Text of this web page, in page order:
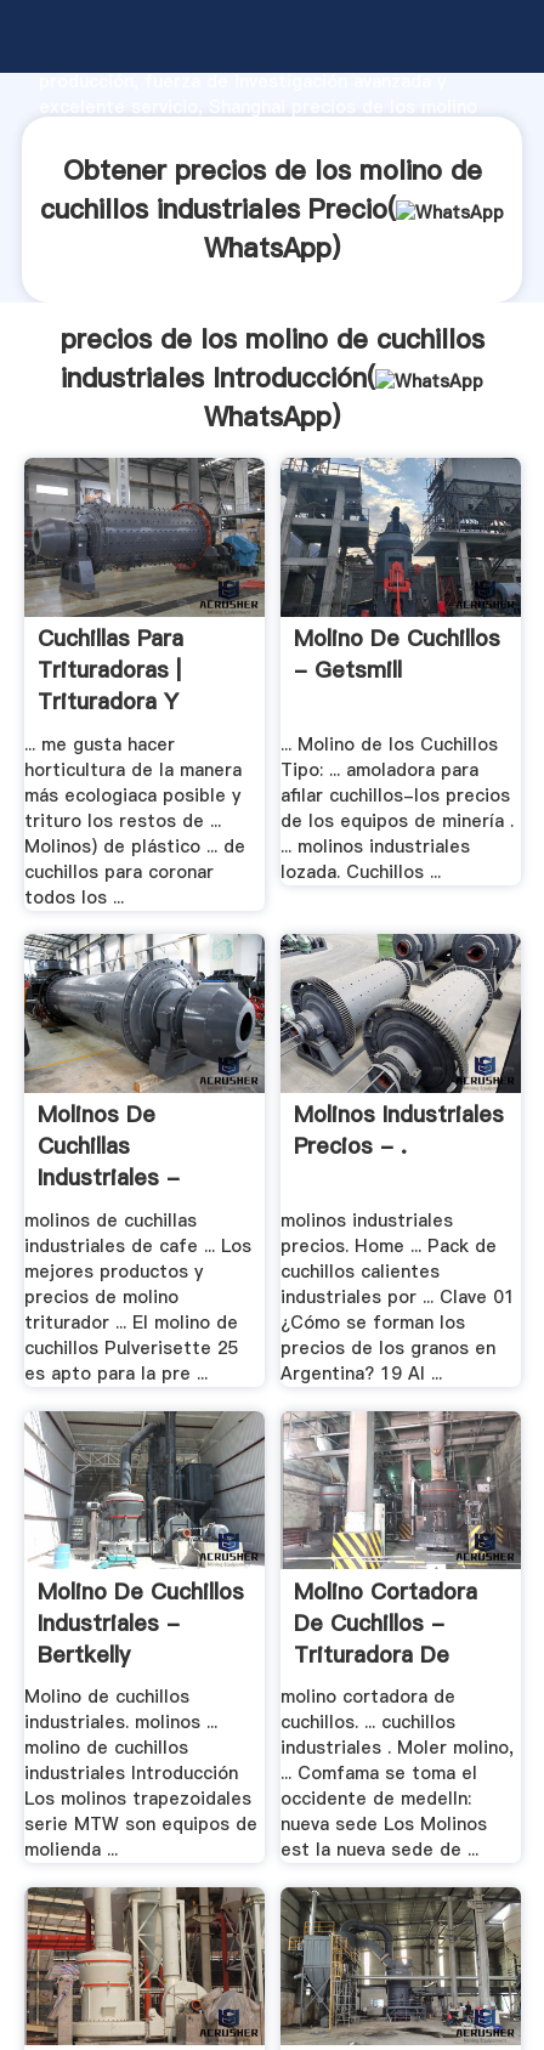
producción, fuerza de investigación avanzada y
aporta valores a todos los clientes.
Obtener precios de los molino de
cuchillos industriales Precio(
WhatsApp)
precios de los molino de cuchillos
industriales Introducción(
WhatsApp)
Cuchillas Para
Trituradoras |
Trituradora Y
Molinos
... me gusta hacer
horticultura de la manera
más ecologiaca posible y
trituro los restos de ...
Molinos) de plástico ... de
cuchillos para coronar
todos los ...
Molino De Cuchillos
- Getsmill
... Molino de los Cuchillos
Tipo: ... amoladora para
afilar cuchillos-los precios
de los equipos de minería .
... molinos industriales
lozada. Cuchillos ...
Molinos De
Cuchillas
Industriales -
Molino De Bola
molinos de cuchillas
industriales de cafe ... Los
mejores productos y
precios de molino
triturador ... El molino de
cuchillos Pulverisette 25
es apto para la pre ...
Molinos Industriales
Precios - .
molinos industriales
precios. Home ... Pack de
cuchillos calientes
industriales por ... Clave 01
¿Cómo se forman los
precios de los granos en
Argentina? 19 Al ...
Molino De Cuchillos
Industriales -
Bertkelly
Molino de cuchillos
industriales. molinos ...
molino de cuchillos
industriales Introducción
Los molinos trapezoidales
serie MTW son equipos de
molienda ...
Molino Cortadora
De Cuchillos -
Trituradora De
Cono
molino cortadora de
cuchillos. ... cuchillos
industriales . Moler molino,
... Comfama se toma el
occidente de medelln:
nueva sede Los Molinos
est la nueva sede de ...